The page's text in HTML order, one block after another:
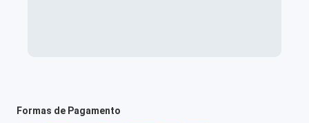
Formas de Pagamento